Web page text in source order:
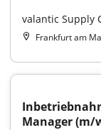
valantic Supply
Frankfurt am
Manager (m/